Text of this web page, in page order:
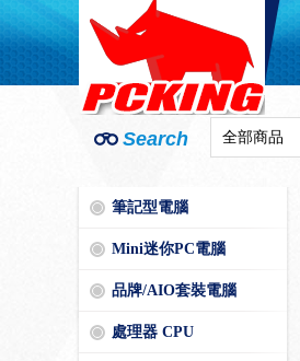
Search
筆記型電腦
Mini迷你PC電腦
品牌/AIO套裝電腦
處理器 CPU